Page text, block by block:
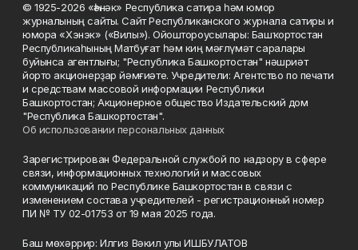
© 1925-2026 «Һәнәк» Республика сатира һәм юмор
журналының сайты. Сайт Республиканского журнала сатиры и
юмора «Хэнэк» («Вилы»). Ойоштороусылары: Башҡортостан
Республикаһының Матбуғат һәм киң мәғлүмәт саралары
буйынса агентлығы; "Республика Башкортостан" нәшриәт
йорто акционерҙар йәмғиәте. Учредители: Агентство по печати
и средствам массовой информации Республики
Башкортостан; Акционерное общество Издательский дом
"Республика Башкортостан".
Об использовании персональных данных
Зарегистрирован Федеральной службой по надзору в сфере
связи, информационных технологий и массовых
коммуникаций по Республике Башкортостан в связи с
изменением состава учредителей - регистрационный номер
ПИ № ТУ 02-01753 от 19 мая 2025 года.
Баш мөхәррир: Илгиз Вәкил улы ИШБУЛАТОВ